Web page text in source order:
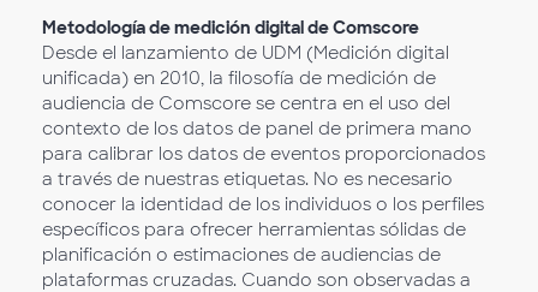
Metodología de medición digital de Comscore
Desde el lanzamiento de UDM (Medición digital
unificada) en 2010, la filosofía de medición de
audiencia de Comscore se centra en el uso del
contexto de los datos de panel de primera mano
para calibrar los datos de eventos proporcionados
a través de nuestras etiquetas. No es necesario
conocer la identidad de los individuos o los perfiles
específicos para ofrecer herramientas sólidas de
planificación o estimaciones de audiencias de
plataformas cruzadas. Cuando son observadas a